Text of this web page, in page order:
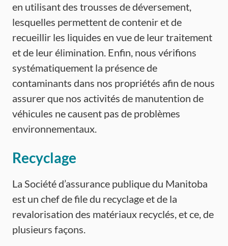
en utilisant des trousses de déversement,
lesquelles permettent de contenir et de
recueillir les liquides en vue de leur traitement
et de leur élimination. Enfin, nous vérifions
systématiquement la présence de
contaminants dans nos propriétés afin de nous
assurer que nos activités de manutention de
véhicules ne causent pas de problèmes
environnementaux.
Recyclage
La Société d’assurance publique du Manitoba
est un chef de file du recyclage et de la
revalorisation des matériaux recyclés, et ce, de
plusieurs façons.